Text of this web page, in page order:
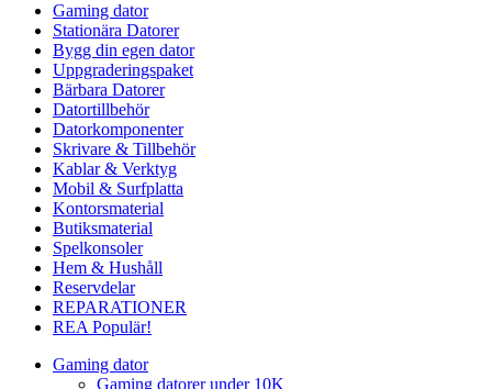
Gaming dator
Stationära Datorer
Bygg din egen dator
Uppgraderingspaket
Bärbara Datorer
Datortillbehör
Datorkomponenter
Skrivare & Tillbehör
Kablar & Verktyg
Mobil & Surfplatta
Kontorsmaterial
Butiksmaterial
Spelkonsoler
Hem & Hushåll
Reservdelar
REPARATIONER
REA Populär!
Gaming dator
Gaming datorer under 10K